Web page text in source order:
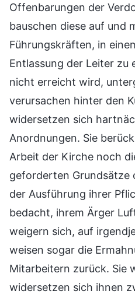
Offenbarungen der
bauschen diese auf und
Führungskräften, in
Entlassung der Leiter zu
nicht erreicht wird,
verursachen hinter den
widersetzen sich
Anordnungen. Sie
Arbeit der Kirche noch
geforderten Grundsätze
der Ausführung ihrer
bedacht, ihrem Ärger
weigern sich, auf
weisen sogar die
Mitarbeitern zurück. Sie
widersetzen sich ihnen